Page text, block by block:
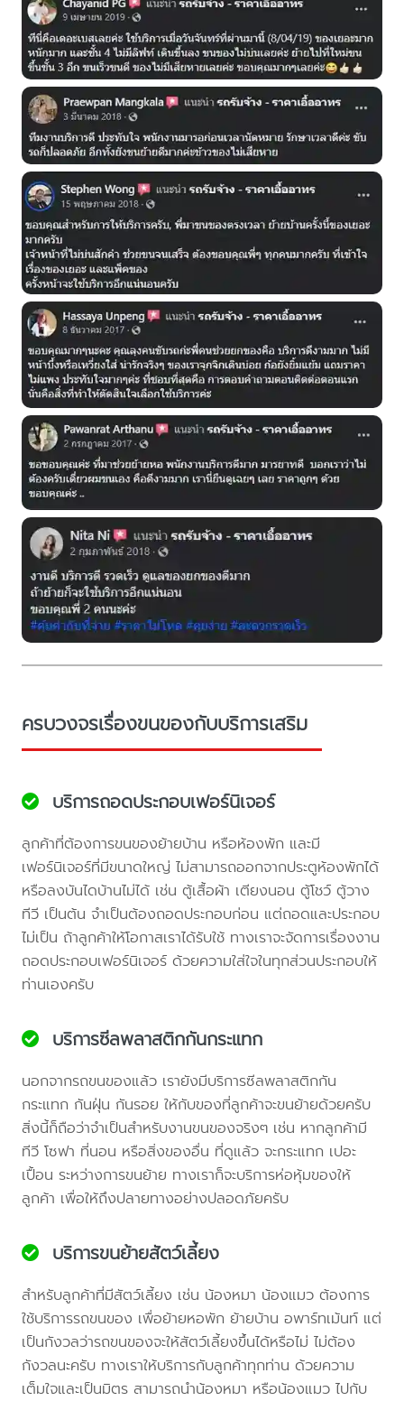
ครบวงจรเรื่องขนของกับบริการเสริม
บริการถอดประกอบเฟอร์นิเจอร์
ลูกค้าที่ต้องการขนของย้ายบ้าน หรือห้องพัก และมี
เฟอร์นิเจอร์ที่มีขนาดใหญ่ ไม่สามารถออกจากประตูห้องพักได้
หรือลงบันไดบ้านไม่ได้ เช่น ตู้เสื้อผ้า เตียงนอน ตู้โชว์ ตู้วาง
ทีวี เป็นต้น จำเป็นต้องถอดประกอบก่อน แต่ถอดและประกอบ
ไม่เป็น ถ้าลูกค้าให้โอกาสเราได้รับใช้ ทางเราจะจัดการเรื่องงาน
ถอดประกอบเฟอร์นิเจอร์ ด้วยความใส่ใจในทุกส่วนประกอบให้
ท่านเองครับ
บริการซีลพลาสติกกันกระแทก
นอกจากรถขนของแล้ว เรายังมีบริการซีลพลาสติกกัน
กระแทก กันฝุ่น กันรอย ให้กับของที่ลูกค้าจะขนย้ายด้วยครับ
สิ่งนี้ก็ถือว่าจำเป็นสำหรับงานขนของจริงๆ เช่น หากลูกค้ามี
ทีวี โซฟา ที่นอน หรือสิ่งของอื่น ที่ดูแล้ว จะกระแทก เปอะ
เปื้อน ระหว่างการขนย้าย ทางเราก็จะบริการห่อหุ้มของให้
ลูกค้า เพื่อให้ถึงปลายทางอย่างปลอดภัยครับ
บริการขนย้ายสัตว์เลี้ยง
สำหรับลูกค้าที่มีสัตว์เลี้ยง เช่น น้องหมา น้องแมว ต้องการ
ใช้บริการรถขนของ เพื่อย้ายหอพัก ย้ายบ้าน อพาร์ทเม้นท์ แต่
เป็นกังวลว่ารถขนของจะให้สัตว์เลี้ยงขึ้นได้หรือไม่ ไม่ต้อง
กังวลนะครับ ทางเราให้บริการกับลูกค้าทุกท่าน ด้วยความ
เต็มใจและเป็นมิตร สามารถนำน้องหมา หรือน้องแมว ไปกับ